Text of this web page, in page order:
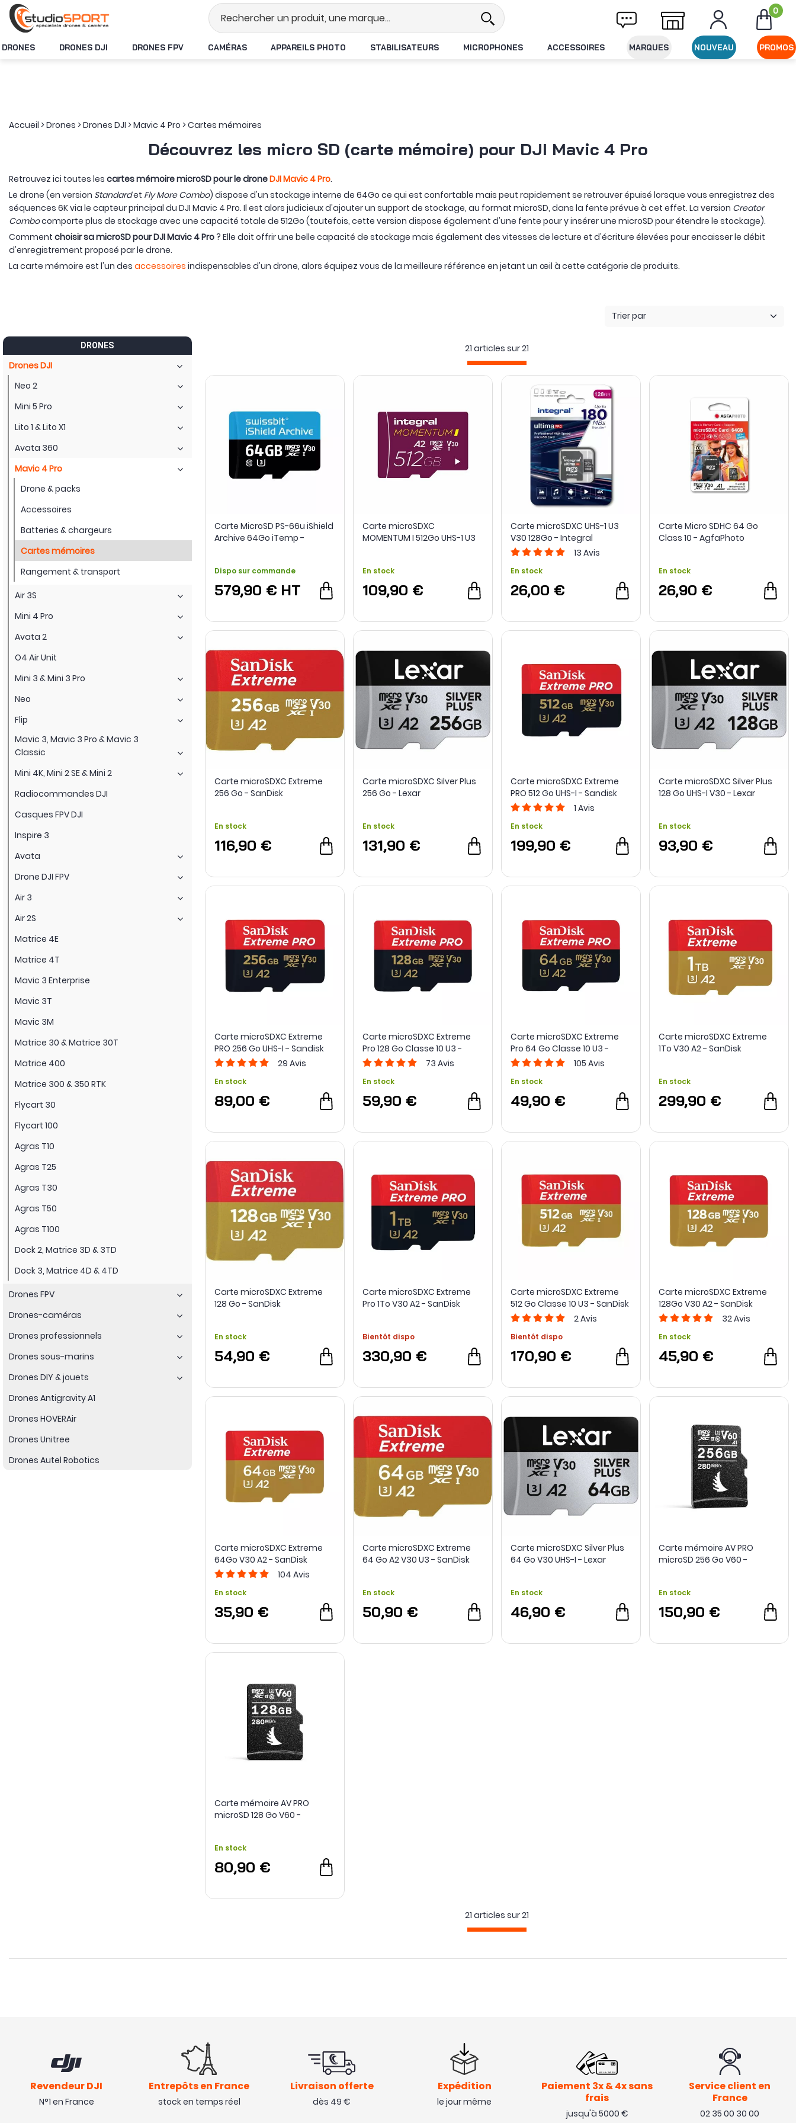
Stock en temps réel Livraison offerte dès 49€ d'achat Expédition
0
DRONES DRONES DJI DRONES FPV CAMÉRAS APPAREILS PHOTO STABILISATEURS MICROPHONES ACCESSOIRES MARQUES NOUVEAU PROMOS
Accueil >Drones >Drones DJI >Mavic 4 Pro >Cartes mémoires
Découvrez les micro SD (carte mémoire) pour DJI Mavic 4 Pro
Retrouvez ici toutes les cartes mémoire microSD pour le droneDJI Mavic 4 Pro.
Le drone (en version Standardet Fly More Combo) dispose d'un stockage interne de 64Go ce qui est confortable mais peut rapidement se retrouver épuisé lorsque vous enregistrez des
séquences 6K via le capteur principal du DJI Mavic 4 Pro. Il est alors judicieux d'ajouter un support de stockage, au format microSD, dans la fente prévue à cet effet. La version Creator
Combocomporte plus de stockage avec une capacité totale de 512Go (toutefois, cette version dispose également d'une fente pour y insérer une microSD pour étendre le stockage).
Comment choisir sa microSD pour DJI Mavic 4 Pro? Elle doit offrir une belle capacité de stockage mais également des vitesses de lecture et d'écriture élevées pour encaisser le débit
d'enregistrement proposé par le drone.
La carte mémoire est l'un des accessoires indispensables d'un drone, alors équipez vous de la meilleure référence en jetant un œil à cette catégorie de produits.
Trier par
DRONES
Drones DJI
Neo 2
Mini 5 Pro
Lito 1 & Lito X1
Avata 360
Mavic 4 Pro
Drone & packs
Accessoires
Batteries & chargeurs
Cartes mémoires
Rangement & transport
Air 3S
Mini 4 Pro
Avata 2
O4 Air Unit
Mini 3 & Mini 3 Pro
Neo
Flip
Mavic 3, Mavic 3 Pro & Mavic 3
Classic
Mini 4K, Mini 2 SE & Mini 2
Radiocommandes DJI
Casques FPV DJI
Inspire 3
Avata
Drone DJI FPV
Air 3
Air 2S
Matrice 4E
Matrice 4T
Mavic 3 Enterprise
Mavic 3T
Mavic 3M
Matrice 30 & Matrice 30T
Matrice 400
Matrice 300 & 350 RTK
Flycart 30
Flycart 100
Agras T10
Agras T25
Agras T30
Agras T50
Agras T100
Dock 2, Matrice 3D & 3TD
Dock 3, Matrice 4D & 4TD
Drones FPV
Drones-caméras
Drones professionnels
Drones sous-marins
Drones DIY & jouets
Drones Antigravity A1
Drones HOVERAir
Drones Unitree
Drones Autel Robotics
21 articles sur21
Carte MicroSD PS-66u iShield
Archive 64Go iTemp -
Dispo sur commande
579,90 € HT
Carte microSDXC
MOMENTUM I 512Go UHS-1 U3
En stock
109,90 €
Carte microSDXC UHS-1 U3
V30 128Go - Integral
13 Avis
En stock
26,00 €
Carte Micro SDHC 64 Go
Class 10 - AgfaPhoto
En stock
26,90 €
Carte microSDXC Extreme
256 Go - SanDisk
En stock
116,90 €
Carte microSDXC Silver Plus
256 Go - Lexar
En stock
131,90 €
Carte microSDXC Extreme
PRO 512 Go UHS-I - Sandisk
1 Avis
En stock
199,90 €
Carte microSDXC Silver Plus
128 Go UHS-I V30 - Lexar
En stock
93,90 €
Carte microSDXC Extreme
PRO 256 Go UHS-I - Sandisk
29 Avis
En stock
89,00 €
Carte microSDXC Extreme
Pro 128 Go Classe 10 U3 -
SanDisk
73 Avis
En stock
59,90 €
Carte microSDXC Extreme
Pro 64 Go Classe 10 U3 -
SanDisk
105 Avis
En stock
49,90 €
Carte microSDXC Extreme
1To V30 A2 - SanDisk
En stock
299,90 €
Carte microSDXC Extreme
128 Go - SanDisk
En stock
54,90 €
Carte microSDXC Extreme
Pro 1To V30 A2 - SanDisk
Bientôt dispo
330,90 €
Carte microSDXC Extreme
512 Go Classe 10 U3 - SanDisk
2Avis
Bientôt dispo
170,90 €
Carte microSDXC Extreme
128Go V30 A2 - SanDisk
32Avis
En stock
45,90 €
Carte microSDXC Extreme
64Go V30 A2 - SanDisk
104 Avis
En stock
35,90 €
Carte microSDXC Extreme
64 Go A2 V30 U3 - SanDisk
En stock
50,90 €
Carte microSDXC Silver Plus
64 Go V30 UHS-I - Lexar
En stock
46,90 €
Carte mémoire AV PRO
microSD 256 Go V60 -
En stock
150,90 €
Carte mémoire AV PRO
microSD 128 Go V60 -
En stock
80,90 €
21 articles sur21
Revendeur DJI
N°1 en France
Entrepôts en France
stock en temps réel
Livraison offerte
dès 49 €
Expédition
le jour même
Paiement 3x & 4x sans
frais
jusqu'à 5000 €
Service client en
France
02 35 00 30 00